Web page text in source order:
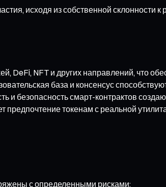
исходя из собственной склонности к
DeFi, NFT и других направлений, что
база и консенсус
и безопасность смарт-контрактов
токенам с реальной
с определенными рисками: